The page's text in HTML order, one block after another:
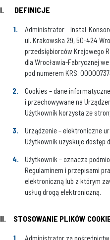
I. DEFINICJE
Administrator – Instal-
ul. Krakowska 29, 50-424
przedsiębiorców Krajowego
dla Wrocławia-Fabrycznej
pod numerem KRS:
Cookies – dane
i przechowywane na
Użytkownik korzysta ze
Urządzenie – elektroniczne
Użytkownik uzyskuje dostęp
Użytkownik – oznacza
Regulaminem i przepisami
elektroniczną lub z którym
usług drogą elektroniczną.
II. STOSOWANIE PLIKÓW
Administrator za